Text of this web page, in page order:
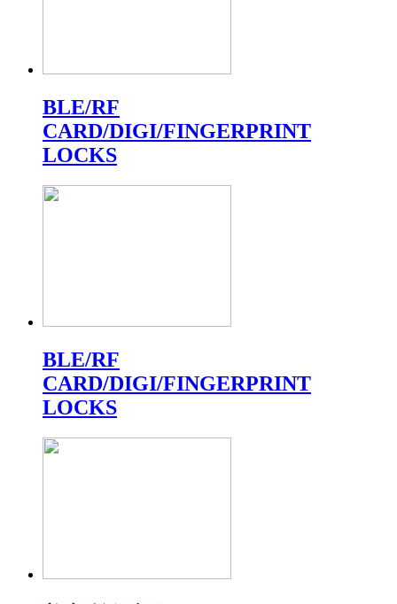
BLE/RF
CARD/DIGI/FINGERPRINT
LOCKS
BLE/RF
CARD/DIGI/FINGERPRINT
LOCKS